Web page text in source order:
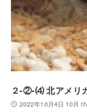
２-②-⑷ 北アメリ
2022年10月4日 10月